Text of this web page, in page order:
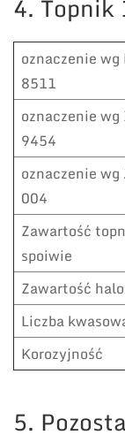
4. Topnik
oznaczenie
8511
oznaczenie wg
9454
oznaczenie wg
004
Zawartość
spoiwie
Zawartość
Liczba
Korozyjność
5.